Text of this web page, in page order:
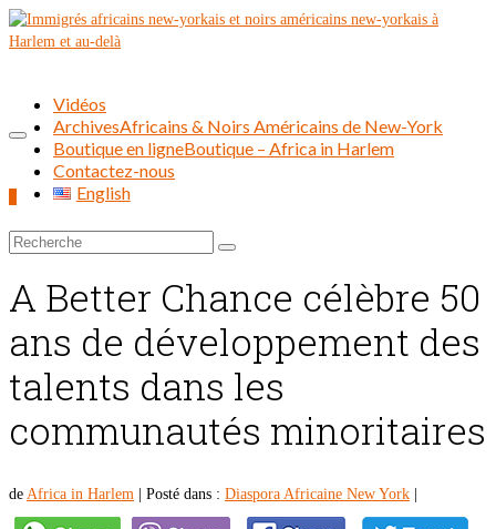
Rechercher :
Vidéos
ArchivesAfricains & Noirs Américains de New-York
Boutique en ligneBoutique – Africa in Harlem
Contactez-nous
English
A Better Chance célèbre 50
ans de développement des
talents dans les
communautés minoritaires
de Africa in Harlem Posté dans : Diaspora Africaine New York